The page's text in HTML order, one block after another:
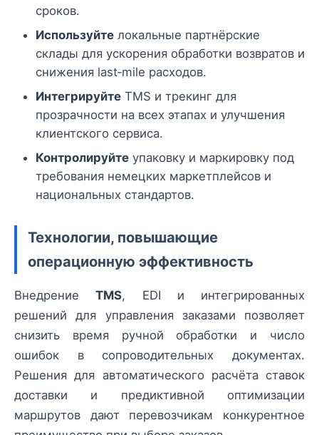
сроков.
Используйте локальные партнёрские
склады для ускорения обработки возвратов и
снижения last‑mile расходов.
Интегрируйте TMS и трекинг для
прозрачности на всех этапах и улучшения
клиентского сервиса.
Контролируйте упаковку и маркировку под
требования немецких маркетплейсов и
национальных стандартов.
Технологии, повышающие
операционную эффективность
ВнедрениеTMS, EDI и интегрированных
решений для управления заказами позволяет
снизить время ручной обработки и число
ошибок в сопроводительных документах.
Решения для автоматического расчёта ставок
доставки и предиктивной оптимизации
маршрутов дают перевозчикам конкурентное